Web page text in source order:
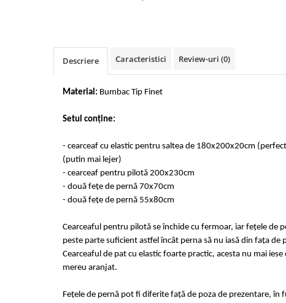
Cearceaf cu elastic
Cearceaf normal
Lenjerii Pufoase Fluffy/ Rabbit
Bumbac 100%
Lenjerii Satin Premium
Lenjerii Jacquard
Lenjerii Matase
Lenjerii Creponate
Lenjerii pentru PASTE
Set Lenjerie + Draperii Pat Dublu
Huse Impermeabile 160x200cm
Huse Impermeabile 180x200cm
Descriere Caracteristici Review-uri (0)
Material: Bumbac Tip Finet
Setul conține:
- cearceaf cu elastic pentru saltea de 180x200x20cm
(putin mai lejer)
- cearceaf pentru pilotă 200x230cm
- două fețe de pernă 70x70cm
- două fețe de pernă 55x80cm
Cearceaful pentru pilotă se închide cu fermoar, iar fețele de
peste parte suficient astfel încât perna să nu iasă din fața de
Cearceaful de pat cu elastic foarte practic, acesta nu mai
mereu aranjat.
Fețele de pernă pot fi diferite față de poza de prezentare, în